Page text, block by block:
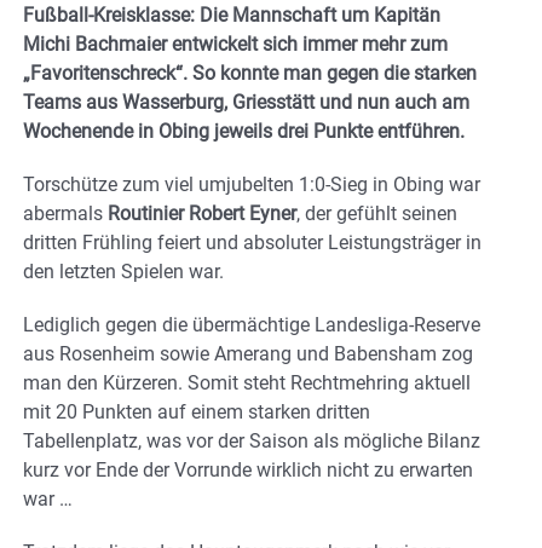
Fußball-Kreisklasse: Die Mannschaft um Kapitän
Michi Bachmaier entwickelt sich immer mehr zum
„Favoritenschreck“. So konnte man gegen die starken
Teams aus Wasserburg, Griesstätt und nun auch am
Wochenende in Obing jeweils drei Punkte entführen.
Torschütze zum viel umjubelten 1:0-Sieg in Obing war
abermals Routinier Robert Eyner, der gefühlt seinen
dritten Frühling feiert und absoluter Leistungsträger in
den letzten Spielen war.
Lediglich gegen die übermächtige Landesliga-Reserve
aus Rosenheim sowie Amerang und Babensham zog
man den Kürzeren. Somit steht Rechtmehring aktuell
mit 20 Punkten auf einem starken dritten
Tabellenplatz, was vor der Saison als mögliche Bilanz
kurz vor Ende der Vorrunde wirklich nicht zu erwarten
war …